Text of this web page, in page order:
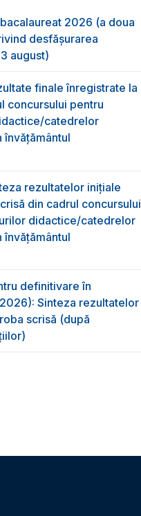
2026 (a doua
desfășurarea
august)
finale înregistrate la
concursului pentru
catedrelor
rezultatelor inițiale
din cadrul concursului
didactice/catedrelor
definitivare în
Sinteza rezultatelor
scrisă (după